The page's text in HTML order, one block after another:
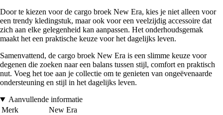
Door te kiezen voor de cargo broek New Era, kies je niet alleen voor
een trendy kledingstuk, maar ook voor een veelzijdig accessoire dat
zich aan elke gelegenheid kan aanpassen. Het onderhoudsgemak
maakt het een praktische keuze voor het dagelijks leven.
Samenvattend, de cargo broek New Era is een slimme keuze voor
degenen die zoeken naar een balans tussen stijl, comfort en praktisch
nut. Voeg het toe aan je collectie om te genieten van ongeëvenaarde
ondersteuning en stijl in het dagelijks leven.
Aanvullende informatie
Merk
New Era